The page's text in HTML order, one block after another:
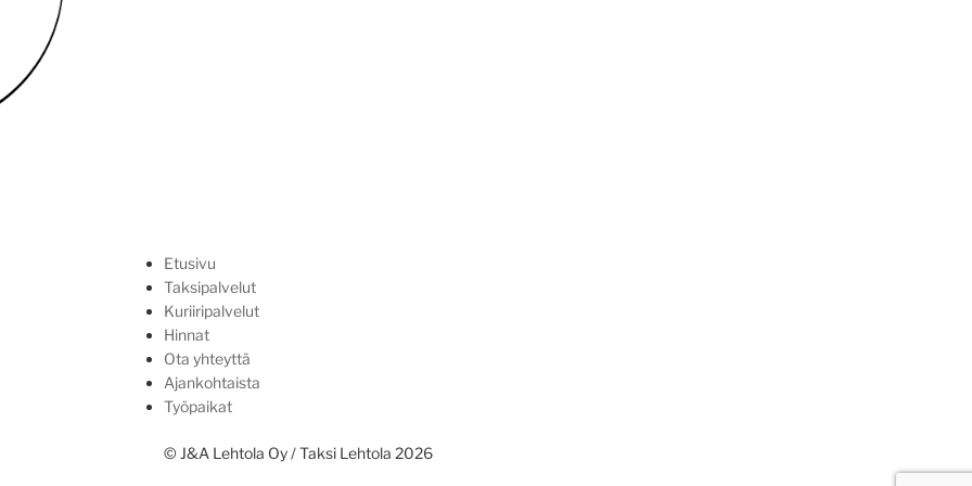
Etusivu
Taksipalvelut
Kuriiripalvelut
Hinnat
Ota yhteyttä
Ajankohtaista
Työpaikat
© J&A Lehtola Oy / Taksi Lehtola 2026